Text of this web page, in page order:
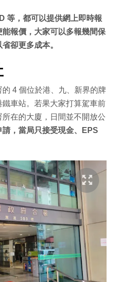
等，都可以提供網上即時報
報價，大家可以多報幾間保
卻更多成本。
4 個位於港、九、新界的牌
車站。若果大家打算駕車前
在的大廈，日間並不開放公
請，當局只接受現金、EPS